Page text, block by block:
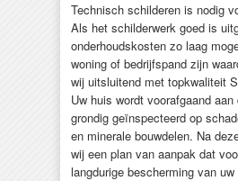
Technisch schilderen is nodig
Als het schilderwerk goed is
onderhoudskosten zo laag
woning of bedrijfspand zijn
wij uitsluitend met topkwaliteit
Uw huis wordt voorafgaand
grondig geïnspecteerd op
en minerale bouwdelen. Na
wij een plan van aanpak dat
langdurige bescherming van uw